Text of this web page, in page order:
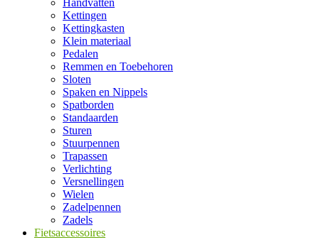
Handvatten
Kettingen
Kettingkasten
Klein materiaal
Pedalen
Remmen en Toebehoren
Sloten
Spaken en Nippels
Spatborden
Standaarden
Sturen
Stuurpennen
Trapassen
Verlichting
Versnellingen
Wielen
Zadelpennen
Zadels
Fietsaccessoires